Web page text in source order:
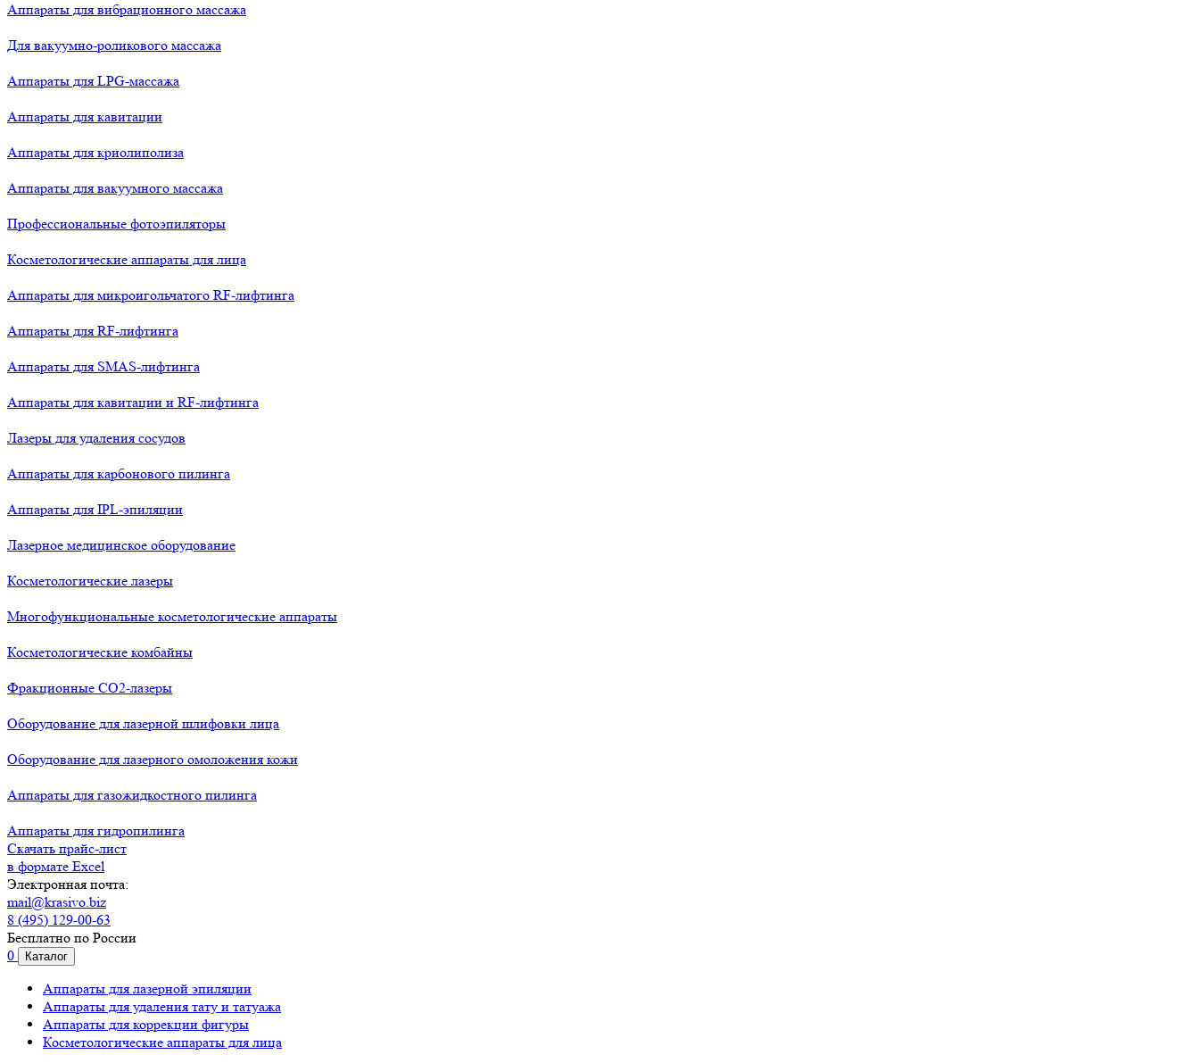
Аппараты для вибрационного массажа
Для вакуумно-роликового массажа
Аппараты для LPG-массажа
Аппараты для кавитации
Аппараты для криолиполиза
Аппараты для вакуумного массажа
Профессиональные фотоэпиляторы
Косметологические аппараты для лица
Аппараты для микроигольчатого RF-лифтинга
Аппараты для RF-лифтинга
Аппараты для SMAS-лифтинга
Аппараты для кавитации и RF-лифтинга
Лазеры для удаления сосудов
Аппараты для карбонового пилинга
Аппараты для IPL-эпиляции
Лазерное медицинское оборудование
Косметологические лазеры
Многофункциональные косметологические аппараты
Косметологические комбайны
Фракционные СО2-лазеры
Оборудование для лазерной шлифовки лица
Оборудование для лазерного омоложения кожи
Аппараты для газожидкостного пилинга
Аппараты для гидропилинга
Скачать прайс-лист
в формате Excel
Электронная почта:
mail@krasivo.biz
8 (495) 129-00-63
Бесплатно по России
0
Каталог
Аппараты для лазерной эпиляции
Аппараты для удаления тату и татуажа
Аппараты для коррекции фигуры
Косметологические аппараты для лица